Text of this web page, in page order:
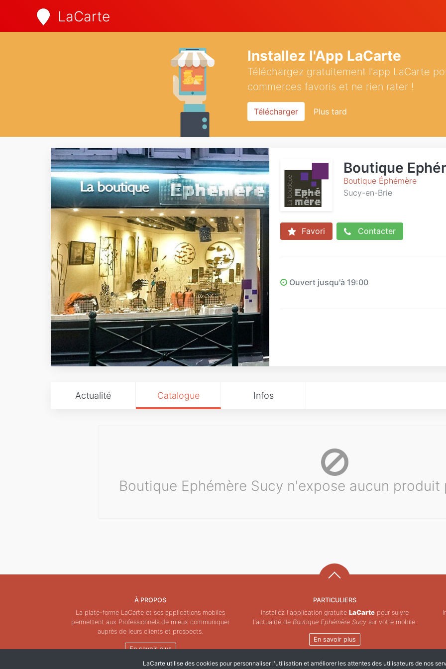
LaCarte
Installez l'App LaCarte
Téléchargez gratuitement l'app LaCarte
commerces favoris et ne rien rater !
Télécharger Plus tard
Boutique
Boutique Éphémère
Sucy-en-Brie
Favori Contacter
Ouvert jusqu'à 19:00
Actualité Catalogue Infos
Boutique Ephémère Sucy n'expose aucun
À PROPOS
La plate-forme LaCarte et ses applications mobiles
permettent aux Professionnels de mieux communiquer
auprès de leurs clients et prospects.
En savoir plus
PARTICULIERS
Installez l'application gratuite LaCartepour suivre
l'actualité de Boutique Ephémère Sucysur votre mobile.
En savoir plus
LaCarte utilise des cookies pour personnaliser l'utilisation et améliorer les attentes des utilisateurs de nos